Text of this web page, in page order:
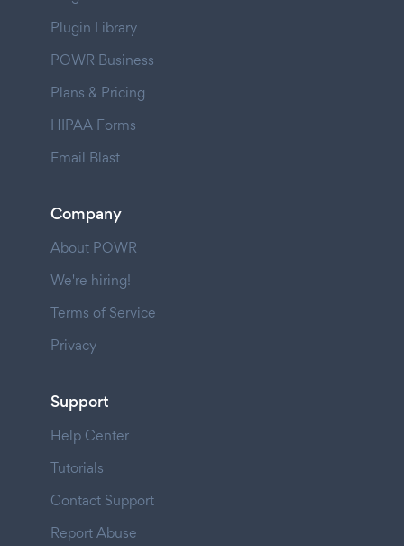
Plugin Library
POWR Business
Plans & Pricing
HIPAA Forms
Email Blast
Company
About POWR
We're hiring!
Terms of Service
Privacy
Support
Help Center
Tutorials
Contact Support
Report Abuse